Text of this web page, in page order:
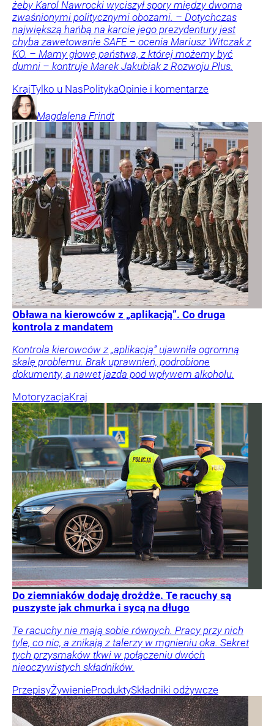
żeby Karol Nawrocki wyciszył spory między dwoma
zwaśnionymi politycznymi obozami. – Dotychczas
największą hańbą na karcie jego prezydentury jest
chyba zawetowanie SAFE – ocenia Mariusz Witczak z
KO. – Mamy głowę państwa, z której możemy być
dumni – kontruje Marek Jakubiak z Rozwoju Plus.
KrajTylko u NasPolitykaOpinie i komentarze
Magdalena Frindt
Obława na kierowców z „aplikacją”. Co druga
kontrola z mandatem
Kontrola kierowców z „aplikacją” ujawniła ogromną
skalę problemu. Brak uprawnień, podrobione
dokumenty, a nawet jazda pod wpływem alkoholu.
MotoryzacjaKraj
Do ziemniaków dodaję drożdże. Te racuchy są
puszyste jak chmurka i sycą na długo
Te racuchy nie mają sobie równych. Pracy przy nich
tyle, co nic, a znikają z talerzy w mgnieniu oka. Sekret
tych przysmaków tkwi w połączeniu dwóch
nieoczywistych składników.
PrzepisyŻywienieProduktySkładniki odżywcze